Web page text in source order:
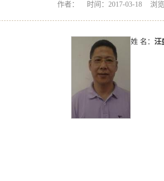
作者： 时间：2017-03-18 浏
姓 名：汪